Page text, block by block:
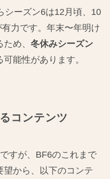
シーズン6は12月頃、10
力です。年末〜年明け
め、 冬休みシーズン
能性があります。
コンテンツ
すが、BF6のこれまで
から、以下のコンテ